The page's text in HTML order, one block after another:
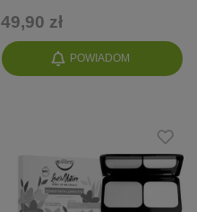
POWIADOM
49,90 zł